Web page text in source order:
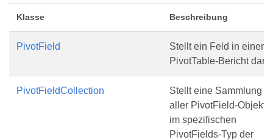
Klasse Beschreibung
PivotField
Stellt ein Feld in einem
PivotTable-Bericht dar.
PivotFieldCollection
Stellt eine Sammlung
aller PivotField-Objekte
im spezifischen
PivotFields-Typ der